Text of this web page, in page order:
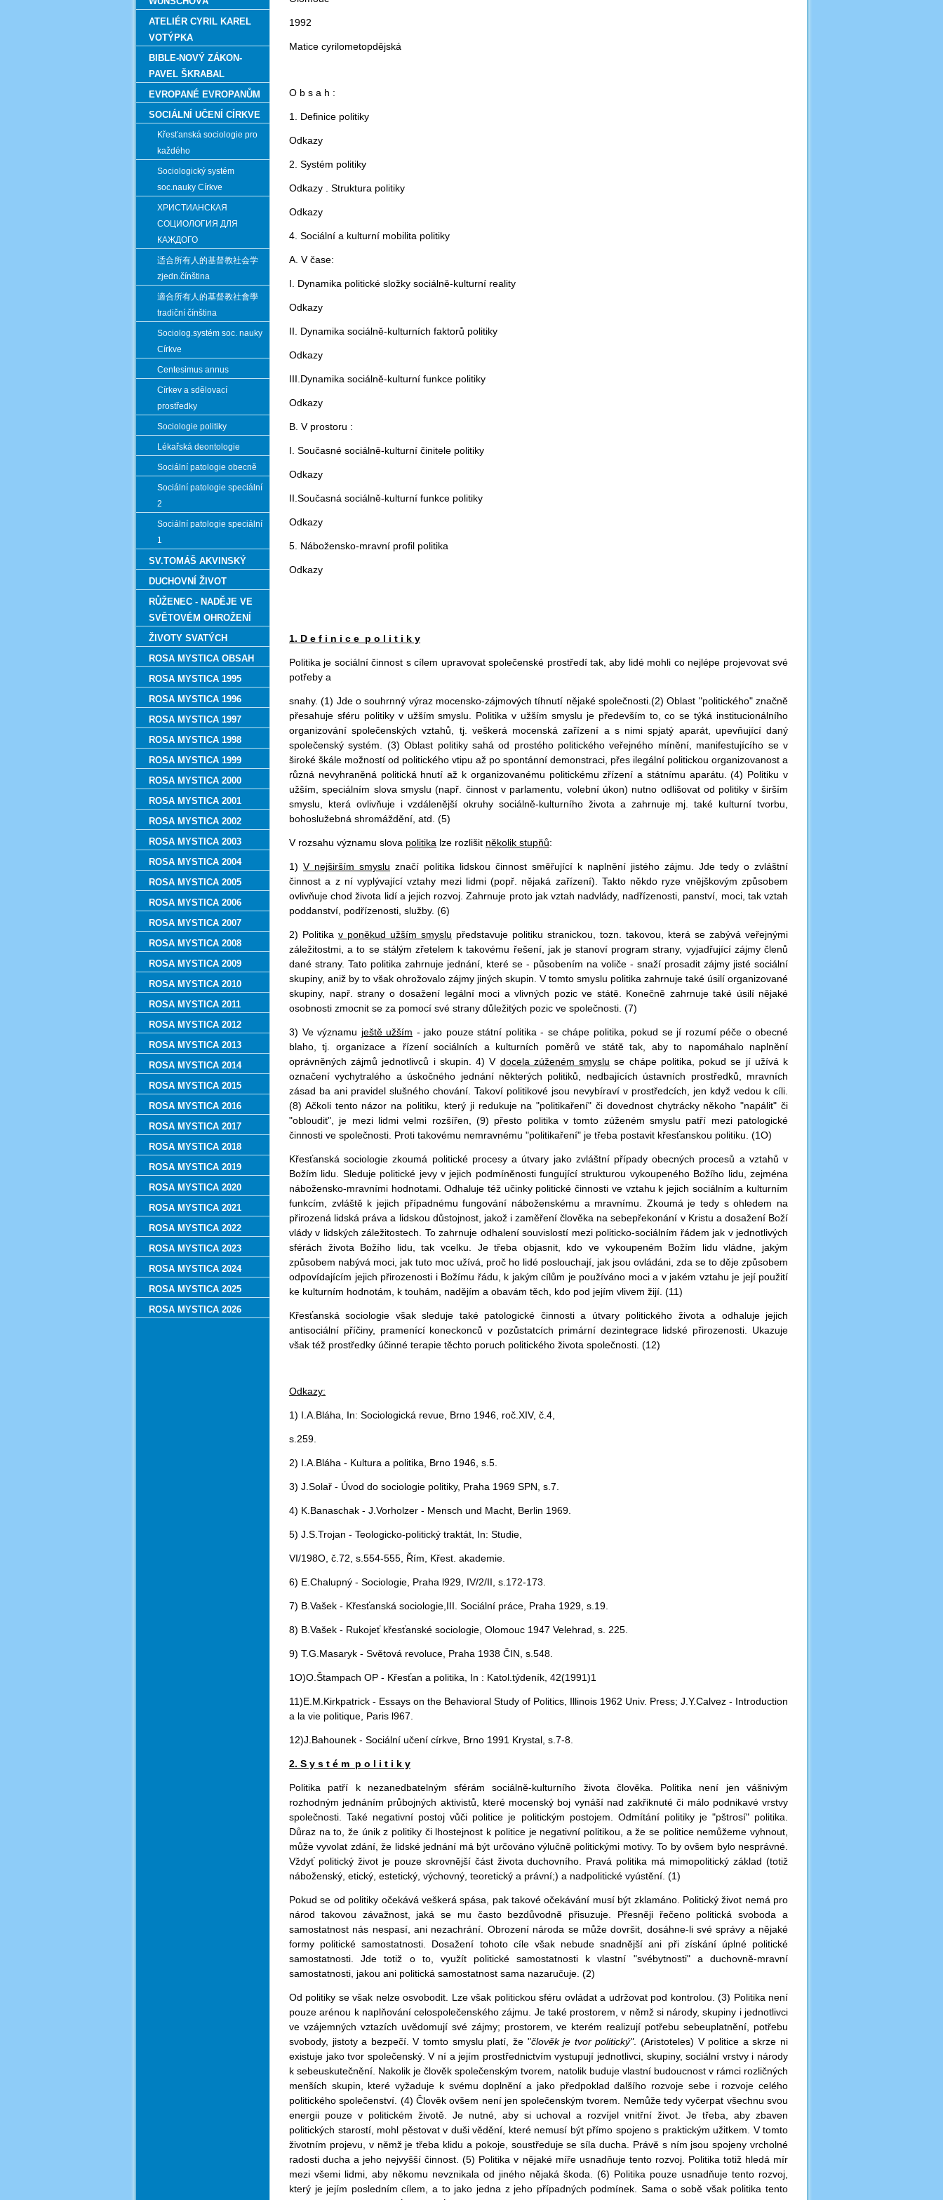
1992
Matice cyrilometopdějská
O b s a h :
1. Definice politiky
Odkazy
2. Systém politiky
Odkazy . Struktura politiky
Odkazy
4. Sociální a kulturní mobilita politiky
A. V čase:
I. Dynamika politické složky sociálně-kulturní reality
Odkazy
II. Dynamika sociálně-kulturních faktorů politiky
Odkazy
III.Dynamika sociálně-kulturní funkce politiky
Odkazy
B. V prostoru :
I. Současné sociálně-kulturní činitele politiky
Odkazy
II.Současná sociálně-kulturní funkce politiky
Odkazy
5. Nábožensko-mravní profil politika
Odkazy
1. D e f i n i c e p o l i t i k y
Politika je sociální činnost s cílem upravovat společenské prostředí tak, aby lidé mohli co nejlépe projevovat své
potřeby a
snahy. (1) Jde o souhrnný výraz mocensko-zájmových tíhnutí nějaké společnosti.(2) Oblast "politického" značně
přesahuje sféru politiky v užším smyslu. Politika v užším smyslu je především to, co se týká institucionálního
organizování společenských vztahů, tj. veškerá mocenská zařízení a s nimi spjatý aparát, upevňující daný
společenský systém. (3) Oblast politiky sahá od prostého politického veřejného mínění, manifestujícího se v
široké škále možností od politického vtipu až po spontánní demonstraci, přes ilegální politickou organizovanost a
různá nevyhraněná politická hnutí až k organizovanému politickému zřízení a státnímu aparátu. (4) Politiku v
užším, speciálním slova smyslu (např. činnost v parlamentu, volební úkon) nutno odlišovat od politiky v širším
smyslu, která ovlivňuje i vzdálenější okruhy sociálně-kulturního života a zahrnuje mj. také kulturní tvorbu,
bohoslužebná shromáždění, atd. (5)
V rozsahu významu slova politika lze rozlišit několik stupňů:
1) V nejširším smyslu značí politika lidskou činnost směřující k naplnění jistého zájmu. Jde tedy o zvláštní
činnost a z ní vyplývající vztahy mezi lidmi (popř. nějaká zařízení). Takto někdo ryze vnějškovým způsobem
ovlivňuje chod života lidí a jejich rozvoj. Zahrnuje proto jak vztah nadvlády, nadřízenosti, panství, moci, tak vztah
poddanství, podřízenosti, služby. (6)
2) Politika v poněkud užším smyslu představuje politiku stranickou, tozn. takovou, která se zabývá veřejnými
záležitostmi, a to se stálým zřetelem k takovému řešení, jak je stanoví program strany, vyjadřující zájmy členů
dané strany. Tato politika zahrnuje jednání, které se - působením na voliče - snaží prosadit zájmy jisté sociální
skupiny, aniž by to však ohrožovalo zájmy jiných skupin. V tomto smyslu politika zahrnuje také úsilí organizované
skupiny, např. strany o dosažení legální moci a vlivných pozic ve státě. Konečně zahrnuje také úsilí nějaké
osobnosti zmocnit se za pomocí své strany důležitých pozic ve společnosti. (7)
3) Ve významu ještě užším - jako pouze státní politika - se chápe politika, pokud se jí rozumí péče o obecné
blaho, tj. organizace a řízení sociálních a kulturních poměrů ve státě tak, aby to napomáhalo naplnění
oprávněných zájmů jednotlivců i skupin. 4) V docela zúženém smyslu se chápe politika, pokud se jí užívá k
označení vychytralého a úskočného jednání některých politiků, nedbajících ústavních prostředků, mravních
zásad ba ani pravidel slušného chování. Takoví politikové jsou nevybíraví v prostředcích, jen když vedou k cíli.
(8) Ačkoli tento názor na politiku, který ji redukuje na "politikaření" či dovednost chytrácky někoho "napálit" či
"obloudit", je mezi lidmi velmi rozšířen, (9) přesto politika v tomto zúženém smyslu patří mezi patologické
činnosti ve společnosti. Proti takovému nemravnému "politikaření" je třeba postavit křesťanskou politiku. (1O)
Křesťanská sociologie zkoumá politické procesy a útvary jako zvláštní případy obecných procesů a vztahů v
Božím lidu. Sleduje politické jevy v jejich podmíněnosti fungující strukturou vykoupeného Božího lidu, zejména
nábožensko-mravními hodnotami. Odhaluje též učinky politické činnosti ve vztahu k jejich sociálním a kulturním
funkcím, zvláště k jejich případnému fungování náboženskému a mravnímu. Zkoumá je tedy s ohledem na
přirozená lidská práva a lidskou důstojnost, jakož i zaměření člověka na sebepřekonání v Kristu a dosažení Boží
vlády v lidských záležitostech. To zahrnuje odhalení souvislostí mezi politicko-sociálním řádem jak v jednotlivých
sférách života Božího lidu, tak vcelku. Je třeba objasnit, kdo ve vykoupeném Božím lidu vládne, jakým
způsobem nabývá moci, jak tuto moc užívá, proč ho lidé poslouchají, jak jsou ovládáni, zda se to děje způsobem
odpovídajícím jejich přirozenosti i Božímu řádu, k jakým cílům je používáno moci a v jakém vztahu je její použití
ke kulturním hodnotám, k touhám, nadějím a obavám těch, kdo pod jejím vlivem žijí. (11)
Křesťanská sociologie však sleduje také patologické činnosti a útvary politického života a odhaluje jejich
antisociální příčiny, pramenící koneckonců v pozůstatcích primární dezintegrace lidské přirozenosti. Ukazuje
však též prostředky účinné terapie těchto poruch politického života společnosti. (12)
Odkazy:
1) I.A.Bláha, In: Sociologická revue, Brno 1946, roč.XIV, č.4,
s.259.
2) I.A.Bláha - Kultura a politika, Brno 1946, s.5.
3) J.Solař - Úvod do sociologie politiky, Praha 1969 SPN, s.7.
4) K.Banaschak - J.Vorholzer - Mensch und Macht, Berlin 1969.
5) J.S.Trojan - Teologicko-politický traktát, In: Studie,
VI/198O, č.72, s.554-555, Řím, Křest. akademie.
6) E.Chalupný - Sociologie, Praha l929, IV/2/II, s.172-173.
7) B.Vašek - Křesťanská sociologie,III. Sociální práce, Praha 1929, s.19.
8) B.Vašek - Rukojeť křesťanské sociologie, Olomouc 1947 Velehrad, s. 225.
9) T.G.Masaryk - Světová revoluce, Praha 1938 ČIN, s.548.
1O)O.Štampach OP - Křesťan a politika, In : Katol.týdeník, 42(1991)1
11)E.M.Kirkpatrick - Essays on the Behavioral Study of Politics, Illinois 1962 Univ. Press; J.Y.Calvez - Introduction
a la vie politique, Paris l967.
12)J.Bahounek - Sociální učení církve, Brno 1991 Krystal, s.7-8.
2. S y s t é m p o l i t i k y
Politika patří k nezanedbatelným sférám sociálně-kulturního života člověka. Politika není jen vášnivým
rozhodným jednáním průbojných aktivistů, které mocenský boj vynáší nad zakřiknuté či málo podnikavé vrstvy
společnosti. Také negativní postoj vůči politice je politickým postojem. Odmítání politiky je "pštrosí" politika.
Důraz na to, že únik z politiky či lhostejnost k politice je negativní politikou, a že se politice nemůžeme vyhnout,
může vyvolat zdání, že lidské jednání má být určováno výlučně politickými motivy. To by ovšem bylo nesprávné.
Vždyť politický život je pouze skrovnější část života duchovního. Pravá politika má mimopolitický základ (totiž
náboženský, etický, estetický, výchovný, teoretický a právní;) a nadpolitické vyústění. (1)
Pokud se od politiky očekává veškerá spása, pak takové očekávání musí být zklamáno. Politický život nemá pro
národ takovou závažnost, jaká se mu často bezdůvodně přisuzuje. Přesněji řečeno politická svoboda a
samostatnost nás nespasí, ani nezachrání. Obrození národa se může dovršit, dosáhne-li své správy a nějaké
formy politické samostatnosti. Dosažení tohoto cíle však nebude snadnější ani při získání úplné politické
samostatnosti. Jde totiž o to, využít politické samostatnosti k vlastní "svébytnosti" a duchovně-mravní
samostatnosti, jakou ani politická samostatnost sama nazaručuje. (2)
Od politiky se však nelze osvobodit. Lze však politickou sféru ovládat a udržovat pod kontrolou. (3) Politika není
pouze arénou k naplňování celospolečenského zájmu. Je také prostorem, v němž si národy, skupiny i jednotlivci
ve vzájemných vztazích uvědomují své zájmy; prostorem, ve kterém realizují potřebu sebeuplatnění, potřebu
svobody, jistoty a bezpečí. V tomto smyslu platí, že "člověk je tvor politický". (Aristoteles) V politice a skrze ni
existuje jako tvor společenský. V ní a jejím prostřednictvím vystupují jednotlivci, skupiny, sociální vrstvy i národy
k sebeuskutečnění. Nakolik je člověk společenským tvorem, natolik buduje vlastní budoucnost v rámci rozličných
menších skupin, které vyžaduje k svému doplnění a jako předpoklad dalšího rozvoje sebe i rozvoje celého
politického společenství. (4) Člověk ovšem není jen společenským tvorem. Nemůže tedy vyčerpat všechnu svou
energii pouze v politickém životě. Je nutné, aby si uchoval a rozvíjel vnitřní život. Je třeba, aby zbaven
politických starostí, mohl pěstovat v duši vědění, které nemusí být přímo spojeno s praktickým užitkem. V tomto
životním projevu, v němž je třeba klidu a pokoje, soustředuje se síla ducha. Právě s ním jsou spojeny vrcholné
radosti ducha a jeho nejvyšší činnost. (5) Politika v nějaké míře usnadňuje tento rozvoj. Politika totiž hledá mír
mezi všemi lidmi, aby někomu nevznikala od jiného nějaká škoda. (6) Politika pouze usnadňuje tento rozvoj,
který je jejím posledním cílem, a to jako jedna z jeho případných podmínek. Sama o sobě však politika tento
ATELIÉR CYRIL KAREL
VOTÝPKA
BIBLE-NOVÝ ZÁKON-
PAVEL ŠKRABAL
EVROPANÉ EVROPANŮM
SOCIÁLNÍ UČENÍ CÍRKVE
Křesťanská sociologie pro
každého
Sociologický systém
soc.nauky Církve
ХРИСТИАНСКАЯ
СОЦИОЛОГИЯ ДЛЯ
КАЖДОГО
适合所有人的基督教社会学
zjedn.čínština
適合所有人的基督教社會學
tradiční čínština
Sociolog.systém soc. nauky
Církve
Centesimus annus
Církev a sdělovací
prostředky
Sociologie politiky
Lékařská deontologie
Sociální patologie obecně
Sociální patologie speciální
2
Sociální patologie speciální
1
SV.TOMÁŠ AKVINSKÝ
DUCHOVNÍ ŽIVOT
RŮŽENEC - NADĚJE VE
SVĚTOVÉM OHROŽENÍ
ŽIVOTY SVATÝCH
ROSA MYSTICA OBSAH
ROSA MYSTICA 1995
ROSA MYSTICA 1996
ROSA MYSTICA 1997
ROSA MYSTICA 1998
ROSA MYSTICA 1999
ROSA MYSTICA 2000
ROSA MYSTICA 2001
ROSA MYSTICA 2002
ROSA MYSTICA 2003
ROSA MYSTICA 2004
ROSA MYSTICA 2005
ROSA MYSTICA 2006
ROSA MYSTICA 2007
ROSA MYSTICA 2008
ROSA MYSTICA 2009
ROSA MYSTICA 2010
ROSA MYSTICA 2011
ROSA MYSTICA 2012
ROSA MYSTICA 2013
ROSA MYSTICA 2014
ROSA MYSTICA 2015
ROSA MYSTICA 2016
ROSA MYSTICA 2017
ROSA MYSTICA 2018
ROSA MYSTICA 2019
ROSA MYSTICA 2020
ROSA MYSTICA 2021
ROSA MYSTICA 2022
ROSA MYSTICA 2023
ROSA MYSTICA 2024
ROSA MYSTICA 2025
ROSA MYSTICA 2026